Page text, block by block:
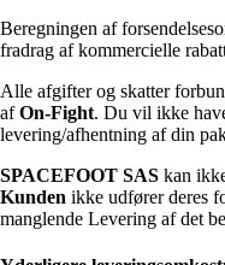
Beregningen af
fradrag af kommercielle
Alle afgifter og skatter
afOn-Fight. Du vil ikke
levering/afhentning af din
SPACEFOOT SAS kan
Kunden ikke udfører deres
manglende Levering af det